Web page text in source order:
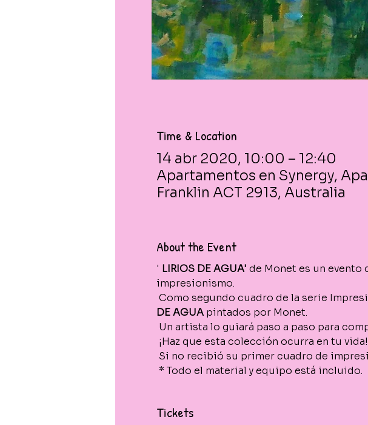
Time & Location
14 abr 2020, 10:00 – 12:40
Apartamentos en Synergy,
Franklin ACT 2913, Australia
About the Event
' LIRIOS DE AGUA' de Monet es un
impresionismo.
Como segundo cuadro de la serie
DE AGUA pintados por Monet.
Un artista lo guiará paso a paso para
¡Haz que esta colección ocurra en tu vida!
Si no recibió su primer cuadro de
* Todo el material y equipo está incluido.
Tickets